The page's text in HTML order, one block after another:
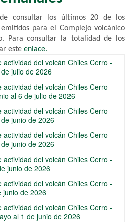
consultar los últimos 20 de los
emitidos para el Complejo volcánico
Para consultar la totalidad de los
este enl​ace​.​
actividad del volcán Chiles Cerro -
julio de 2026
actividad del volcán Chiles Cerro -
al 6 de julio de 2026
actividad del volcán Chiles Cerro -
junio de 2026
actividad del volcán Chiles Cerro -
junio de 2026
actividad del volcán Chiles Cerro -
junio de 2026
actividad del volcán Chiles Cerro -
junio de 2026
actividad del volcán Chiles Cerro -
al 1 de junio de 2026